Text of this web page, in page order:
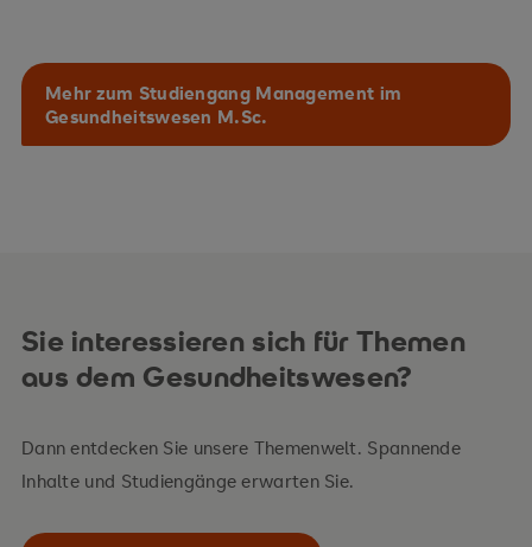
Mehr zum Studiengang Management im
Gesundheitswesen M.Sc.
Sie interessieren sich für Themen
aus dem Gesundheitswesen?
Dann entdecken Sie unsere Themenwelt. Spannende
Inhalte und Studiengänge erwarten Sie.